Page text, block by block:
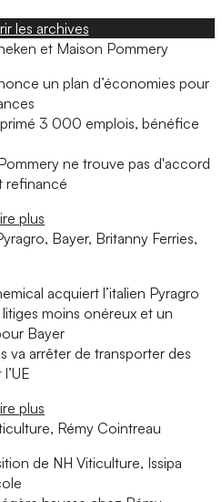
les archives
et Maison Pommery
un plan d’économies pour
3 000 emplois, bénéfice
ne trouve pas d'accord
refinancé
plus
Bayer, Britanny Ferries,
acquiert l’italien Pyragro
moins onéreux et un
Bayer
va arrêter de transporter des
plus
Rémy Cointreau
de NH Viticulture, Issipa